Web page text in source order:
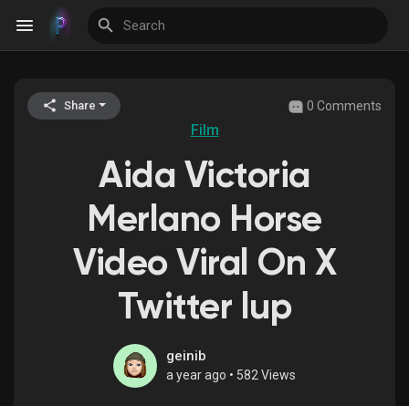
Discover Events
My Events
Discover Blogs
Discover Groups
Share 0 Comments
Film
Aida Victoria
Merlano Horse
Video Viral On X
Twitter lup
geinib
a year ago • 582 Views